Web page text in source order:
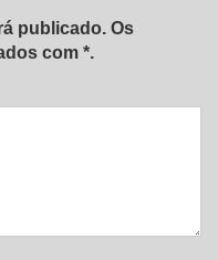
publicado. Os
com *.